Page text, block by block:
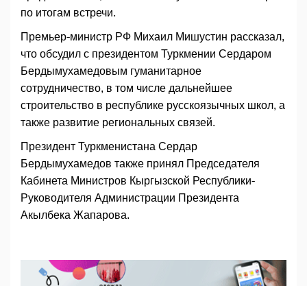
по итогам встречи.
Премьер-министр РФ Михаил Мишустин рассказал,
что обсудил с президентом Туркмении Сердаром
Бердымухамедовым гуманитарное
сотрудничество, в том числе дальнейшее
строительство в республике русскоязычных школ, а
также развитие региональных связей.
Президент Туркменистана Сердар
Бердымухамедов также принял Председателя
Кабинета Министров Кыргызской Республики-
Руководителя Администрации Президента
Акылбека Жапарова.